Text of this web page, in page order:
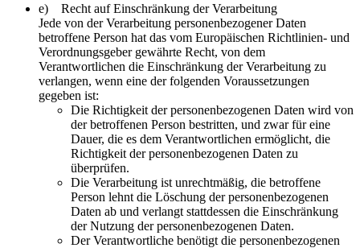
e) Recht auf Einschränkung der Verarbeitung
Jede von der Verarbeitung personenbezogener Daten
betroffene Person hat das vom Europäischen Richtlinien- und
Verordnungsgeber gewährte Recht, von dem
Verantwortlichen die Einschränkung der Verarbeitung zu
verlangen, wenn eine der folgenden Voraussetzungen
gegeben ist:
Die Richtigkeit der personenbezogenen Daten wird von
der betroffenen Person bestritten, und zwar für eine
Dauer, die es dem Verantwortlichen ermöglicht, die
Richtigkeit der personenbezogenen Daten zu
überprüfen.
Die Verarbeitung ist unrechtmäßig, die betroffene
Person lehnt die Löschung der personenbezogenen
Daten ab und verlangt stattdessen die Einschränkung
der Nutzung der personenbezogenen Daten.
Der Verantwortliche benötigt die personenbezogenen